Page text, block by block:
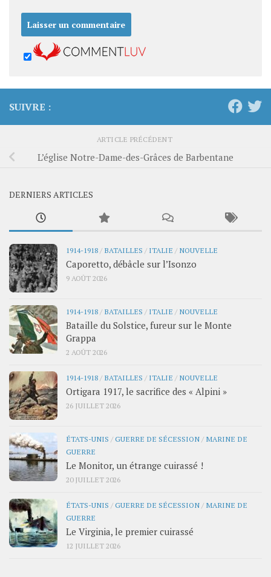
SUIVRE :
ARTICLE PRÉCÉDENT
L’église Notre-Dame-des-Grâces de Barbentane
DERNIERS ARTICLES
1914-1918 / BATAILLES / ITALIE / NOUVELLE
Caporetto, débâcle sur l’Isonzo
9 AOÛT 2026
1914-1918 / BATAILLES / ITALIE / NOUVELLE
Bataille du Solstice, fureur sur le Monte
Grappa
2 AOÛT 2026
1914-1918 / BATAILLES / ITALIE / NOUVELLE
Ortigara 1917, le sacrifice des « Alpini »
26 JUILLET 2026
ÉTATS-UNIS /GUERRE DE SÉCESSION / MARINE DE
GUERRE
Le Monitor, un étrange cuirassé !
20 JUILLET 2026
ÉTATS-UNIS /GUERRE DE SÉCESSION / MARINE DE
GUERRE
Le Virginia, le premier cuirassé
12 JUILLET 2026